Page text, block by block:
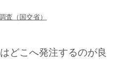
査（国交省）
どこへ発注するのが良